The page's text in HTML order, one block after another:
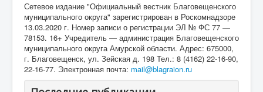
Сетевое издание "Официальный вестник Благовещенского
муниципального округа" зарегистрирован в Роскомнадзоре
13.03.2020 г. Номер записи о регистрации ЭЛ № ФС 77 —
78153. 16+ Учредитель — администрация Благовещенского
муниципального округа Амурской области. Адрес: 675000,
г. Благовещенск, ул. Зейская д. 198 Тел.: 8 (4162) 22-16-90,
22-16-77. Электронная почта: mail@blagraion.ru